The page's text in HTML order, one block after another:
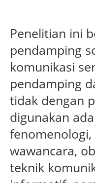
Penelitian ini
pendamping
komunikasi
pendamping
tidak dengan
digunakan
wawancara,
teknik